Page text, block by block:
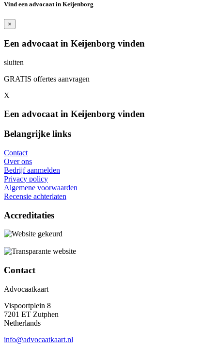
Vind een advocaat in Keijenborg
×
Een advocaat in Keijenborg vinden
sluiten
GRATIS offertes aanvragen
X
Een advocaat in Keijenborg vinden
Belangrijke links
Contact
Over ons
Bedrijf aanmelden
Privacy policy
Algemene voorwaarden
Recensie achterlaten
Accreditaties
Contact
Advocaatkaart
Vispoortplein 8
7201 ET Zutphen
Netherlands
info@advocaatkaart.nl